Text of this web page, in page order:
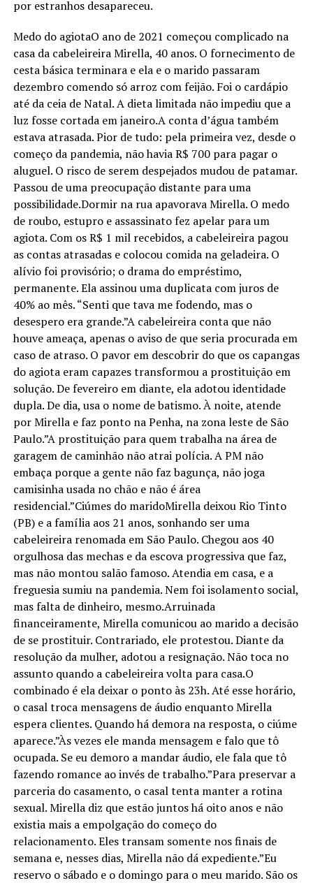
por estranhos desapareceu.
Medo do agiotaO ano de 2021 começou complicado na
casa da cabeleireira Mirella, 40 anos. O fornecimento de
cesta básica terminara e ela e o marido passaram
dezembro comendo só arroz com feijão. Foi o cardápio
até da ceia de Natal. A dieta limitada não impediu que a
luz fosse cortada em janeiro.A conta d’água também
estava atrasada. Pior de tudo: pela primeira vez, desde o
começo da pandemia, não havia R$ 700 para pagar o
aluguel. O risco de serem despejados mudou de patamar.
Passou de uma preocupação distante para uma
possibilidade.Dormir na rua apavorava Mirella. O medo
de roubo, estupro e assassinato fez apelar para um
agiota. Com os R$ 1 mil recebidos, a cabeleireira pagou
as contas atrasadas e colocou comida na geladeira. O
alívio foi provisório; o drama do empréstimo,
permanente. Ela assinou uma duplicata com juros de
40% ao mês. “Senti que tava me fodendo, mas o
desespero era grande.”A cabeleireira conta que não
houve ameaça, apenas o aviso de que seria procurada em
caso de atraso. O pavor em descobrir do que os capangas
do agiota eram capazes transformou a prostituição em
solução. De fevereiro em diante, ela adotou identidade
dupla. De dia, usa o nome de batismo. À noite, atende
por Mirella e faz ponto na Penha, na zona leste de São
Paulo.”A prostituição para quem trabalha na área de
garagem de caminhão não atrai polícia. A PM não
embaça porque a gente não faz bagunça, não joga
camisinha usada no chão e não é área
residencial.”Ciúmes do maridoMirella deixou Rio Tinto
(PB) e a família aos 21 anos, sonhando ser uma
cabeleireira renomada em São Paulo. Chegou aos 40
orgulhosa das mechas e da escova progressiva que faz,
mas não montou salão famoso. Atendia em casa, e a
freguesia sumiu na pandemia. Nem foi isolamento social,
mas falta de dinheiro, mesmo.Arruinada
financeiramente, Mirella comunicou ao marido a decisão
de se prostituir. Contrariado, ele protestou. Diante da
resolução da mulher, adotou a resignação. Não toca no
assunto quando a cabeleireira volta para casa.O
combinado é ela deixar o ponto às 23h. Até esse horário,
o casal troca mensagens de áudio enquanto Mirella
espera clientes. Quando há demora na resposta, o ciúme
aparece.”Às vezes ele manda mensagem e falo que tô
ocupada. Se eu demoro a mandar áudio, ele fala que tô
fazendo romance ao invés de trabalho.”Para preservar a
parceria do casamento, o casal tenta manter a rotina
sexual. Mirella diz que estão juntos há oito anos e não
existia mais a empolgação do começo do
relacionamento. Eles transam somente nos finais de
semana e, nesses dias, Mirella não dá expediente.”Eu
reservo o sábado e o domingo para o meu marido. São os